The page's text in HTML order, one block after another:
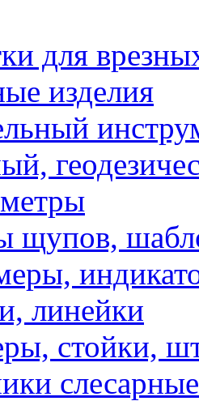
для
изделия
щупов,
линейки
стойки,
слесарные